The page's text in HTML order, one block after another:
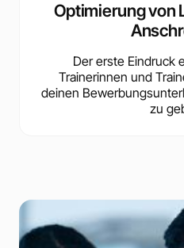
Optimierung
Der erste Eindruck
Trainerinnen und
deinen
zu